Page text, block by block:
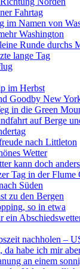
Fahrtag
im Namen von
Washington
Runde durchs
lange Tag
im Herbst
Goodby New
in die Green
auf Berge
nach Littleton
Wetter
kann doch anders
Tag in der Flume
Süden
zu den Bergen
so in etwa
ein
nachholen –
da habe ich mir
an einem